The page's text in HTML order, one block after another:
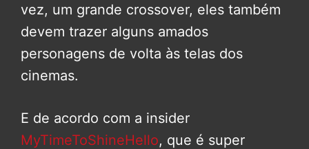
vez, um grande crossover, eles também
devem trazer alguns amados
personagens de volta às telas dos
cinemas.
E de acordo com a insider
MyTimeToShineHello, que é super